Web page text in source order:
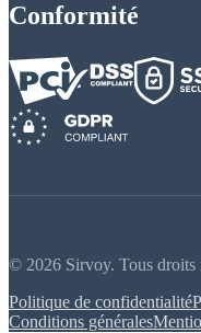
Conformité
© 2026 Sirvoy. Tous droits
Politique de confidentialité
Conditions générales